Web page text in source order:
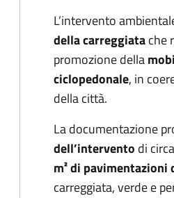
L’intervento
della carreggiatache
promozione della
ciclopedonale, in
della città.
La documentazione
dell’intervento di circa
m² di pavimentazioni
carreggiata, verde e